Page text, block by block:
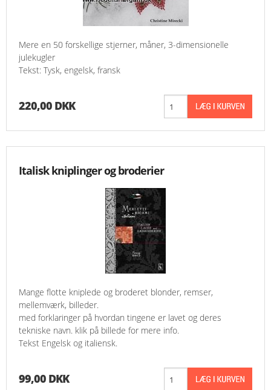
Mere en 50 forskellige stjerner, måner, 3-dimensionelle
julekugler
Tekst: Tysk, engelsk, fransk
220,00 DKK
Italisk kniplinger og broderier
Mange flotte kniplede og broderet blonder, remser,
mellemværk, billeder.
med forklaringer på hvordan tingene er lavet og deres
tekniske navn. klik på billede for mere info.
Tekst Engelsk og italiensk.
99,00 DKK